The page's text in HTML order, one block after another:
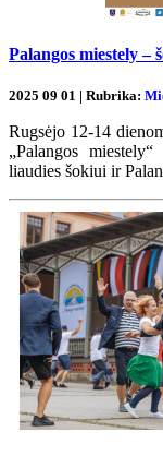
Palangos miestely –
2025 09 01 | Rubrika:
Rugsėjo 12-14
„Palangos
liaudies šokiui ir